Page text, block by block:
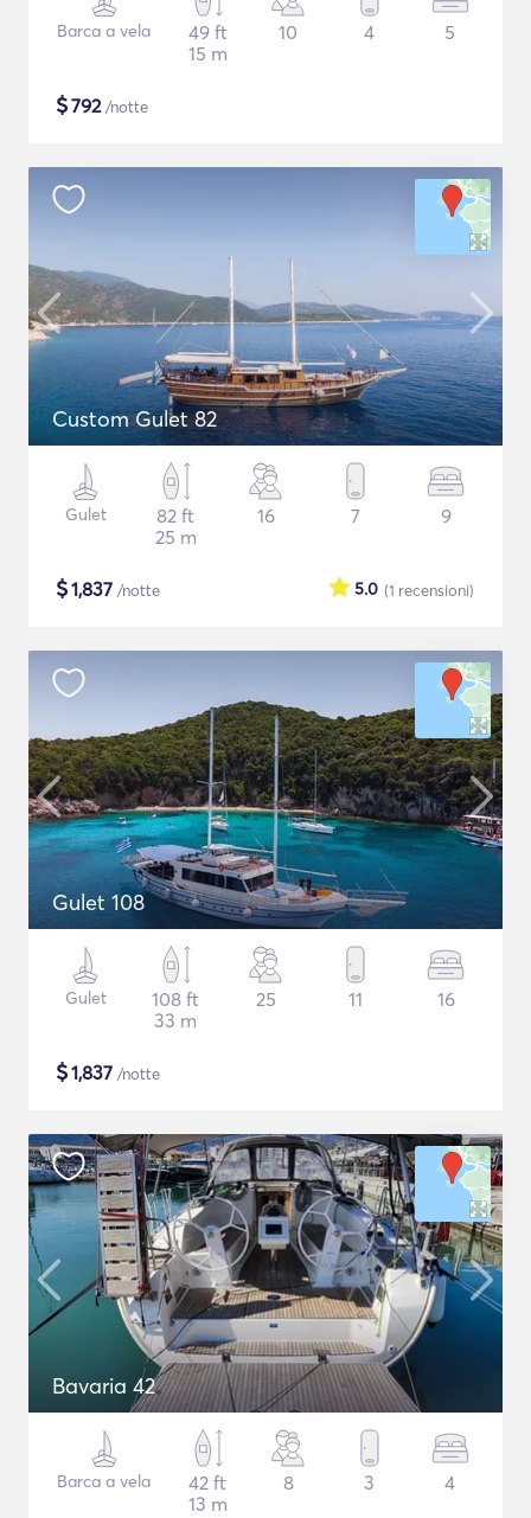
Barca a vela
49 ft
15 m
10 4 5
$792/notte
Custom Gulet 82
Gulet
82 ft
25 m
16 7 9
$1,837 /notte (1 recensioni)
5.0
Gulet 108
Gulet
108 ft
33 m
25 11 16
$1,837 /notte
Bavaria 42
Barca a vela
42 ft
13 m
8 3 4